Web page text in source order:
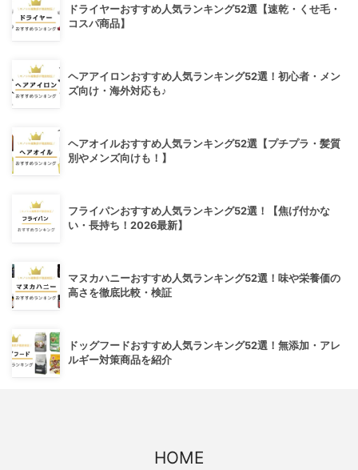
ドライヤーおすすめ人気ランキング52選【速乾・くせ毛・
コスパ商品】
ヘアアイロンおすすめ人気ランキング52選！初心者・メン
ズ向け・海外対応も♪
ヘアオイルおすすめ人気ランキング52選【プチプラ・髪質
別やメンズ向けも！】
フライパンおすすめ人気ランキング52選！【焦げ付かな
い・長持ち！2026最新】
マヌカハニーおすすめ人気ランキング52選！味や栄養価の
高さを徹底比較・検証
ドッグフードおすすめ人気ランキング52選！無添加・アレ
ルギー対策商品を紹介
HOME